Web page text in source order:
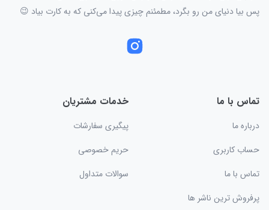
پس بیا دنیای من رو بگرد، مطمئنم چیزی پیدا می‌کنی که به کارت بیاد 😉
تماس با ما
درباره ما
حساب کاربری
تماس با ما
پرفروش ترین ناشر ها
خدمات مشتریان
پیگیری سفارشات
حریم خصوصی
سوالات متداول